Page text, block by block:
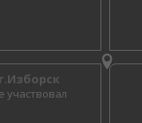
г.Изборск
участвовал